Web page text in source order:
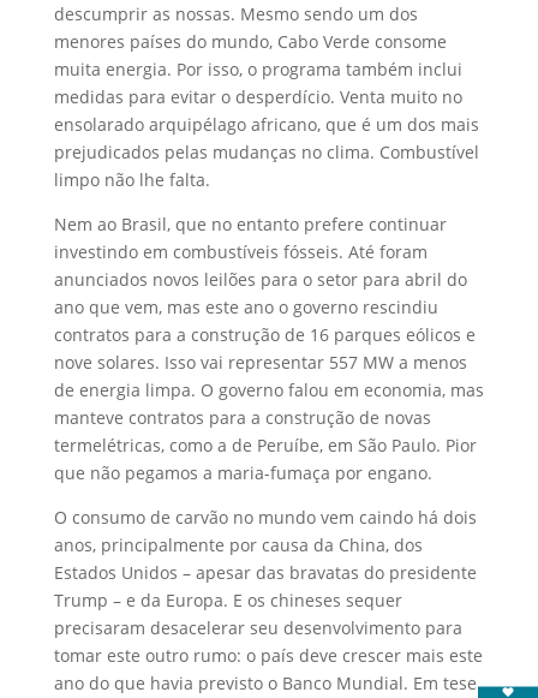
descumprir as nossas. Mesmo sendo um dos
menores países do mundo, Cabo Verde consome
muita energia. Por isso, o programa também inclui
medidas para evitar o desperdício. Venta muito no
ensolarado arquipélago africano, que é um dos mais
prejudicados pelas mudanças no clima. Combustível
limpo não lhe falta.
Nem ao Brasil, que no entanto prefere continuar
investindo em combustíveis fósseis. Até foram
anunciados novos leilões para o setor para abril do
ano que vem, mas este ano o governo rescindiu
contratos para a construção de 16 parques eólicos e
nove solares. Isso vai representar 557 MW a menos
de energia limpa. O governo falou em economia, mas
manteve contratos para a construção de novas
termelétricas, como a de Peruíbe, em São Paulo. Pior
que não pegamos a maria-fumaça por engano.
O consumo de carvão no mundo vem caindo há dois
anos, principalmente por causa da China, dos
Estados Unidos – apesar das bravatas do presidente
Trump – e da Europa. E os chineses sequer
precisaram desacelerar seu desenvolvimento para
tomar este outro rumo: o país deve crescer mais este
ano do que havia previsto o Banco Mundial. Em tese